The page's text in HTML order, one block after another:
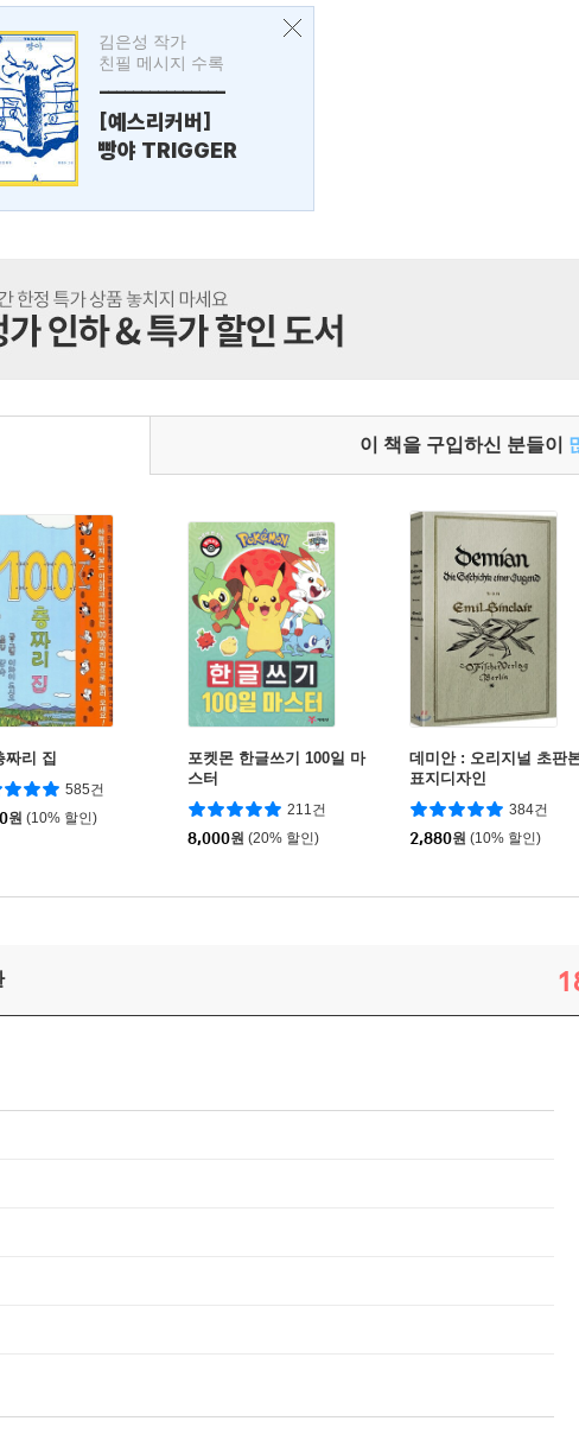
김은성 작가
친필 메시지 수록
---------------
[예스리커버]
빵야 TRIGGER
이 책을 구입하신 분들이
짜리 집
585건
원 (10% 할인)
포켓몬 한글쓰기 100일 마
스터
211건
8,000원 (20% 할인)
데미안 : 오리지널 초판
표지디자인
384건
2,880원 (10% 할인)